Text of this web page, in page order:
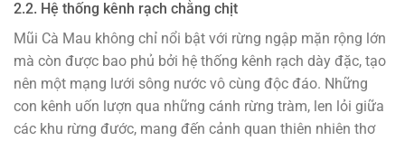
2.2. Hệ thống kênh rạch chằng chịt
Mũi Cà Mau không chỉ nổi bật với rừng ngập mặn rộng lớn
mà còn được bao phủ bởi hệ thống kênh rạch dày đặc, tạo
nên một mạng lưới sông nước vô cùng độc đáo. Những
con kênh uốn lượn qua những cánh rừng tràm, len lỏi giữa
các khu rừng đước, mang đến cảnh quan thiên nhiên thơ